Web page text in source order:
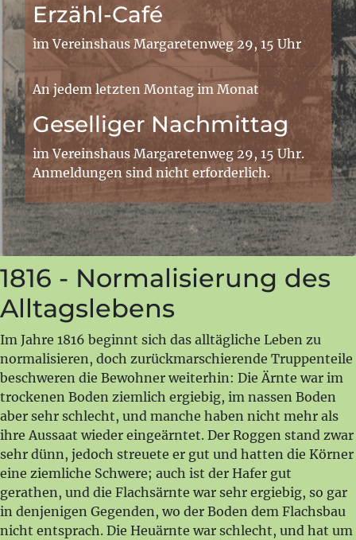
Erzähl-Café
im Vereinshaus Margaretenweg 29, 15 Uhr
An jedem letzten Montag im Monat
Geselliger Nachmittag
im Vereinshaus Margaretenweg 29, 15 Uhr.
Anmeldungen sind nicht erforderlich.
1816 - Normalisierung des
Alltagslebens
Im Jahre 1816 beginnt sich das alltägliche Leben zu
normalisieren, doch zurückmarschierende Truppenteile
beschweren die Bewohner weiterhin: Die Ärnte war im
trockenen Boden ziemlich ergiebig, im nassen Boden
aber sehr schlecht, und manche haben nicht mehr als
ihre Aussaat wieder eingeärntet. Der Roggen stand zwar
sehr dünn, jedoch streuete er gut und hatten die Körner
eine ziemliche Schwere; auch ist der Hafer gut
gerathen, und die Flachsärnte war sehr ergiebig, so gar
in denjenigen Gegenden, wo der Boden dem Flachsbau
nicht entsprach. Die Heuärnte war schlecht, und hat um